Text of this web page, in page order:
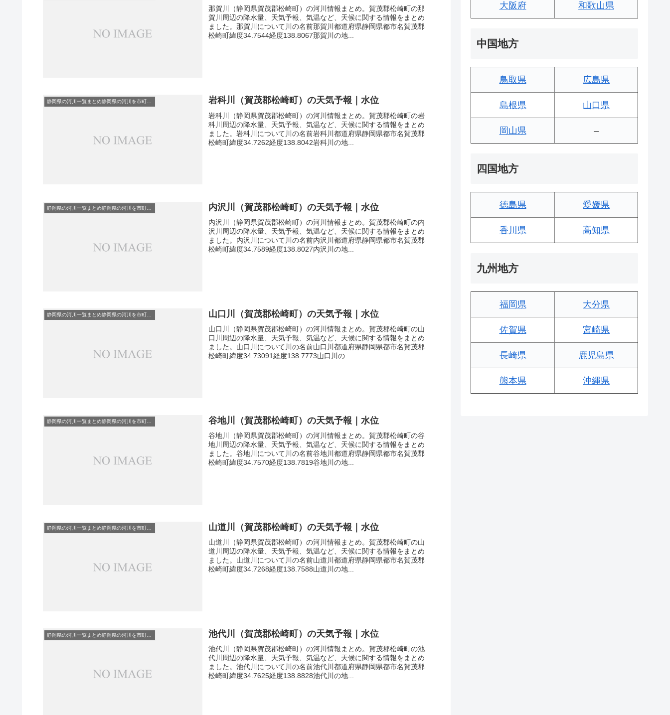
那賀川（静岡県賀茂郡松崎町）の河川情報まとめ。賀茂郡松崎町の那
賀川周辺の降水量、天気予報、気温など、天候に関する情報をまとめ
ました。那賀川について川の名前那賀川都道府県静岡県都市名賀茂郡
松崎町緯度34.7544経度138.8067那賀川の地...
岩科川（賀茂郡松崎町）の天気予報｜水位
岩科川（静岡県賀茂郡松崎町）の河川情報まとめ。賀茂郡松崎町の岩
科川周辺の降水量、天気予報、気温など、天候に関する情報をまとめ
ました。岩科川について川の名前岩科川都道府県静岡県都市名賀茂郡
松崎町緯度34.7262経度138.8042岩科川の地...
内沢川（賀茂郡松崎町）の天気予報｜水位
内沢川（静岡県賀茂郡松崎町）の河川情報まとめ。賀茂郡松崎町の内
沢川周辺の降水量、天気予報、気温など、天候に関する情報をまとめ
ました。内沢川について川の名前内沢川都道府県静岡県都市名賀茂郡
松崎町緯度34.7589経度138.8027内沢川の地...
山口川（賀茂郡松崎町）の天気予報｜水位
山口川（静岡県賀茂郡松崎町）の河川情報まとめ。賀茂郡松崎町の山
口川周辺の降水量、天気予報、気温など、天候に関する情報をまとめ
ました。山口川について川の名前山口川都道府県静岡県都市名賀茂郡
松崎町緯度34.73091経度138.7773山口川の...
静岡県の河川一覧まとめ静岡県の河川を市町村別に一覧化しました。伊東市伊豆の国市伊豆市下田市賀茂郡河津町賀茂郡松崎町賀茂郡西伊豆町賀茂郡東伊豆町賀茂郡南伊豆町掛川市菊川市湖西市御前崎市御殿場市三島市周智郡森町駿東郡小山町駿東郡清水町駿東郡長泉町沼津市焼津市榛原郡吉田町榛原郡川根本町裾野市静岡市袋井市田方郡函南町島田市藤枝市熱海市磐田市浜松市富士宮市富士市牧之原市-静岡県の河川一覧 谷地川（賀茂郡松崎町）の天気予報｜水位
谷地川（静岡県賀茂郡松崎町）の河川情報まとめ。賀茂郡松崎町の谷
地川周辺の降水量、天気予報、気温など、天候に関する情報をまとめ
ました。谷地川について川の名前谷地川都道府県静岡県都市名賀茂郡
松崎町緯度34.7570経度138.7819谷地川の地...
静岡県の河川一覧まとめ静岡県の河川を市町村別に一覧化しました。伊東市伊豆の国市伊豆市下田市賀茂郡河津町賀茂郡松崎町賀茂郡西伊豆町賀茂郡東伊豆町賀茂郡南伊豆町掛川市菊川市湖西市御前崎市御殿場市三島市周智郡森町駿東郡小山町駿東郡清水町駿東郡長泉町沼津市焼津市榛原郡吉田町榛原郡川根本町裾野市静岡市袋井市田方郡函南町島田市藤枝市熱海市磐田市浜松市富士宮市富士市牧之原市-静岡県の河川一覧 山道川（賀茂郡松崎町）の天気予報｜水位
山道川（静岡県賀茂郡松崎町）の河川情報まとめ。賀茂郡松崎町の山
道川周辺の降水量、天気予報、気温など、天候に関する情報をまとめ
ました。山道川について川の名前山道川都道府県静岡県都市名賀茂郡
松崎町緯度34.7268経度138.7588山道川の地...
池代川（賀茂郡松崎町）の天気予報｜水位
池代川（静岡県賀茂郡松崎町）の河川情報まとめ。賀茂郡松崎町の池
代川周辺の降水量、天気予報、気温など、天候に関する情報をまとめ
ました。池代川について川の名前池代川都道府県静岡県都市名賀茂郡
松崎町緯度34.7625経度138.8828池代川の地...
大阪府 和歌山県
中国地方
鳥取県 広島県
島根県 山口県
岡山県 –
四国地方
徳島県 愛媛県
香川県 高知県
九州地方
福岡県 大分県
佐賀県 宮崎県
長崎県 鹿児島県
熊本県 沖縄県